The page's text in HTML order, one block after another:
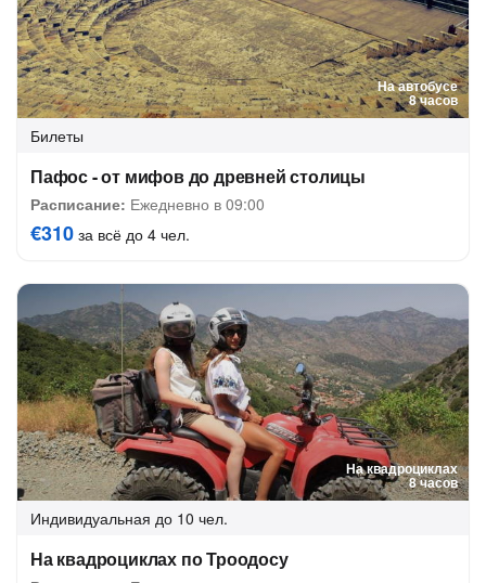
На автобусе
8 часов
Билеты
Пафос - от мифов до древней столицы
Расписание: Ежедневно в 09:00
€310 за всё до 4 чел.
На квадроциклах
8 часов
Индивидуальная до 10 чел.
На квадроциклах по Троодосу